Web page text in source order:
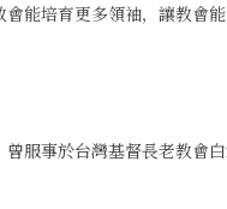
能培育更多領袖，讓教會能
服事於台灣基督長老教會